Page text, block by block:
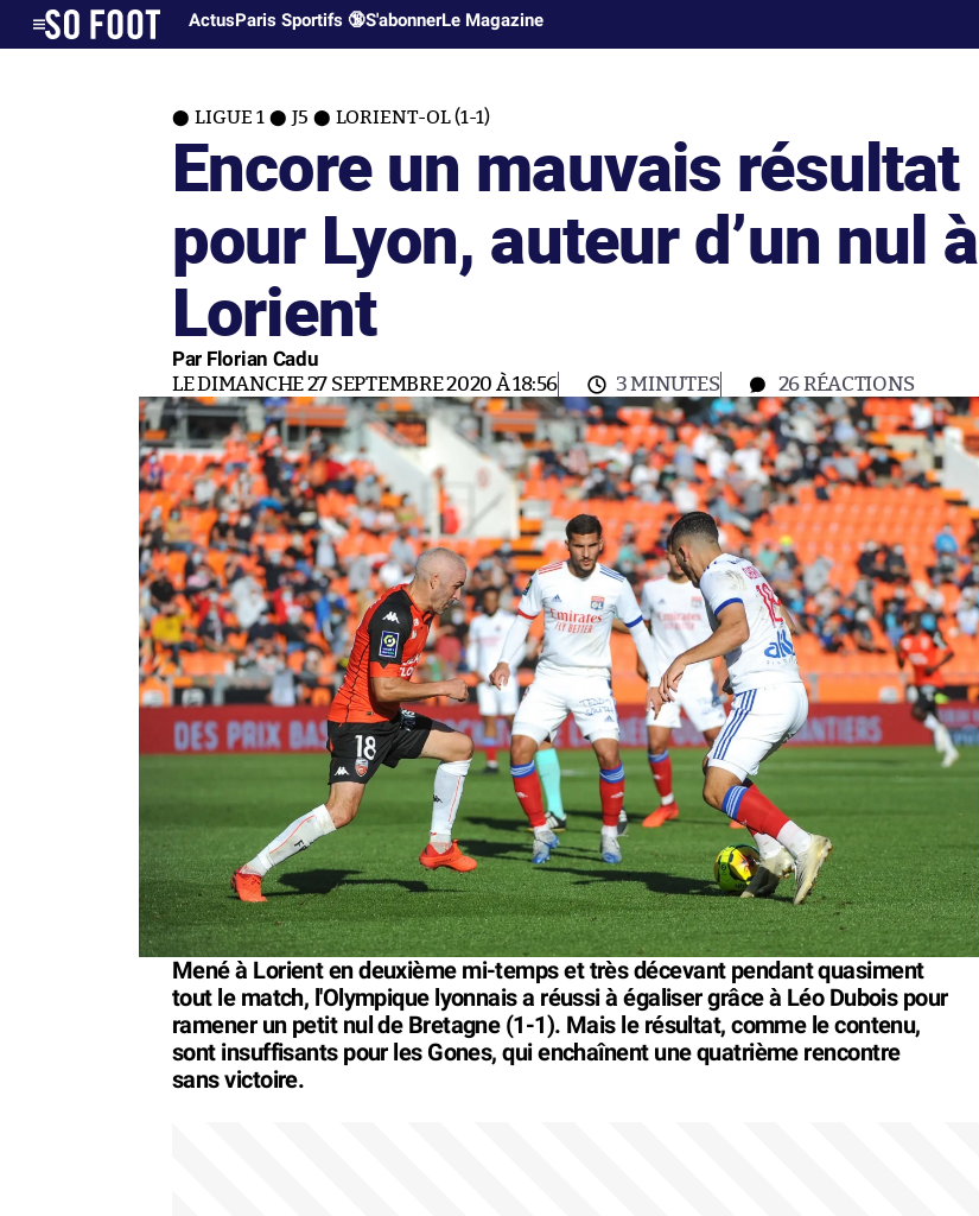
ActusParis Sportifs 🔞S'abonnerLe Magazine
LIGUE 1 J5 LORIENT-OL (1-1)
Encore un mauvais résultat
pour Lyon, auteur d’un nul à
Lorient
Par Florian Cadu
LE DIMANCHE 27 SEPTEMBRE 2020 À 18:56 3 MINUTES 26RÉACTIONS
Mené à Lorient en deuxième mi-temps et très décevant pendant quasiment
tout le match, l'Olympique lyonnais a réussi à égaliser grâce à Léo Dubois pour
ramener un petit nul de Bretagne (1-1). Mais le résultat, comme le contenu,
sont insuffisants pour les Gones, qui enchaînent une quatrième rencontre
sans victoire.